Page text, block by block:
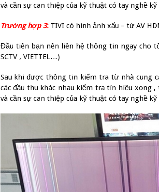
và cần sự can thiệp của kỹ thuật có tay nghề
Trường hợp 3: TIVI có hình ảnh xấu – từ AV
Đầu tiên bạn nên liên hệ thông tin ngay cho
SCTV , VIETTEL…)
Sau khi được thông tin kiểm tra từ nhà cung
các đầu thu khác nhau kiểm tra tín hiệu xong
và cần sự can thiệp của kỹ thuật có tay nghề